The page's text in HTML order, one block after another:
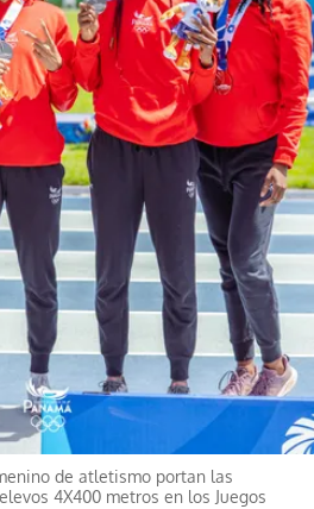
de atletismo portan las
4X400 metros en los Juegos